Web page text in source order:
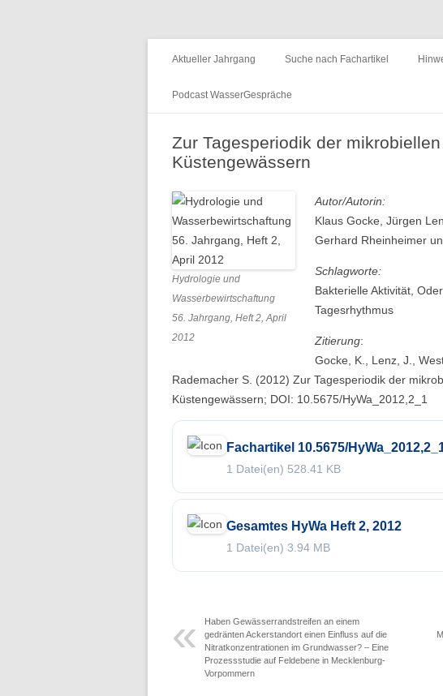
HyWa
Aktueller Jahrgang Suche nach Fachartikel
Podcast WasserGespräche
Folge 14 – Aueninstitut
Folge 13 – Niedrigwasser & die
Informationsplattform UNDINE
Folge 12 – International Centre for
Water Resources and Global
Change
Folge 11 – Institut für
Seenforschung, ISF
zum Schutz des Rheins
Folge 8 – Oeschger-Zentrum für
Klimaforschung
Folge 7 – Ökohydrologie
Folge 4 – Fernerkundung &
Hydrologie
Zur Tagesperiodik der
Küstengewässern
Hydrologie und
Wasserbewirtschaftung
56. Jahrgang, Heft 2, April
2012
Autor/Autorin:
Klaus Gocke, Jürgen
Gerhard Rheinheimer
Schlagworte:
Bakterielle Aktivität,
Tagesrhythmus
Zitierung:
Gocke, K., Lenz, J.,
Rademacher S. (2012) Zur Tagesperiodik der
Küstengewässern; DOI: 10.5675/HyWa_2012,2_1
Fachartikel 10.5675/
1 Datei(en) 528.41 KB
Gesamtes HyWa Heft 2, 2012
1 Datei(en) 3.94 MB
Haben Gewässerrandstreifen an einem
gedränten Ackerstandort einen Einfluss auf die
Nitratkonzentrationen im Grundwasser? – Eine
Prozessstudie auf Feldebene in Mecklenburg-
Vorpommern